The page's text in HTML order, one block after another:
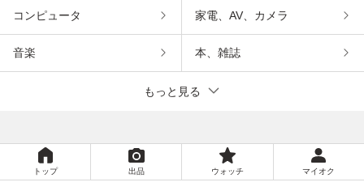
コンピュータ 家電、AV、カメラ
音楽 本、雑誌
もっと見る
トップ 出品 ウォッチ マイオク